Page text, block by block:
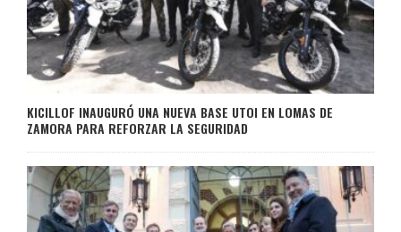
KICILLOF INAUGURÓ UNA NUEVA BASE UTOI EN LOMAS DE
ZAMORA PARA REFORZAR LA SEGURIDAD